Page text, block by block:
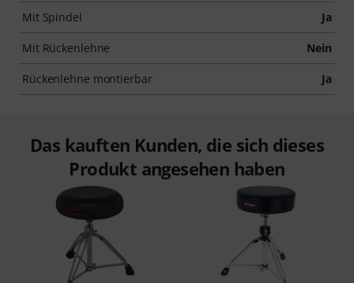
Mit Spindel Ja
Mit Rückenlehne Nein
Rückenlehne montierbar Ja
Das kauften Kunden, die sich dieses
Produkt angesehen haben